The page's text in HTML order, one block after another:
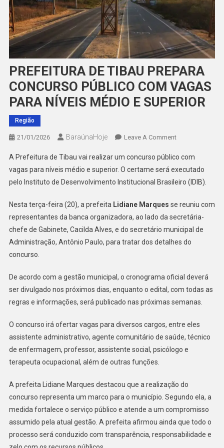
PREFEITURA DE TIBAU PREPARA
CONCURSO PÚBLICO COM VAGAS
PARA NÍVEIS MÉDIO E SUPERIOR
Região
21/01/2026 BaraúnaHoje Leave A CommentOn
DE
TIBAU
PREPARA
PÚBLICO
COM
VAGAS
PARA
E
SUPERIOR
A Prefeitura de Tibau vai realizar um concurso público com
vagas para níveis médio e superior. O certame será executado
pelo Instituto de Desenvolvimento Institucional Brasileiro (IDIB).
Nesta terça-feira (20), a prefeita Lidiane Marques se reuniu com
representantes da banca organizadora, ao lado da secretária-
chefe de Gabinete, Cacilda Alves, e do secretário municipal de
Administração, Antônio Paulo, para tratar dos detalhes do
concurso.
De acordo com a gestão municipal, o cronograma oficial deverá
ser divulgado nos próximos dias, enquanto o edital, com todas as
regras e informações, será publicado nas próximas semanas.
O concurso irá ofertar vagas para diversos cargos, entre eles
assistente administrativo, agente comunitário de saúde, técnico
de enfermagem, professor, assistente social, psicólogo e
terapeuta ocupacional, além de outras funções.
A prefeita Lidiane Marques destacou que a realização do
concurso representa um marco para o município. Segundo ela, a
medida fortalece o serviço público e atende a um compromisso
assumido pela atual gestão. A prefeita afirmou ainda que todo o
processo será conduzido com transparência, responsabilidade e